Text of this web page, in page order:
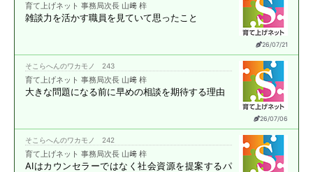
26/07/21
育て上げネット 事務局次長 山﨑 梓
雑談力を活かす職員を見ていて思ったこと
26/07/06
そこらへんのワカモノ 243
育て上げネット 事務局次長 山﨑 梓
大きな問題になる前に早めの相談を期待する理由
そこらへんのワカモノ 242
育て上げネット 事務局次長 山﨑 梓
AIはカウンセラーではなく社会資源を提案するパ